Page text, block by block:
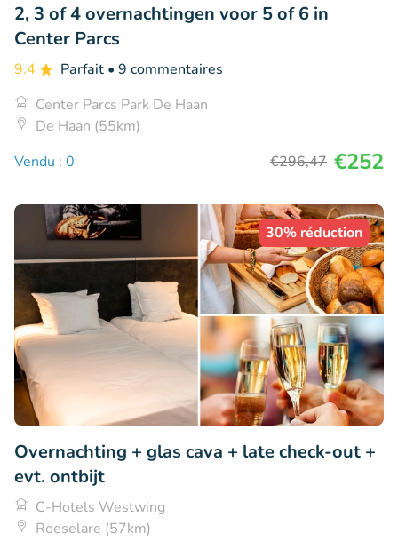
2, 3 of 4 overnachtingen voor 5 of 6 in
Center Parcs
9.4 Parfait • 9 commentaires
Center Parcs Park De Haan
De Haan (55km)
Vendu : 0
€296,47 €252
30% réduction
Overnachting + glas cava + late check-out +
evt. ontbijt
C-Hotels Westwing
Roeselare (57km)